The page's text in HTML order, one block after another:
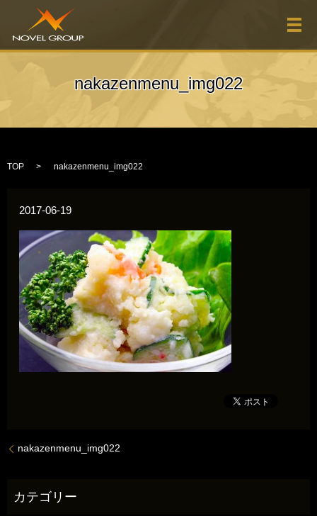
メ
nakazenmenu_img022
TOP nakazenmenu_img022
2017-06-19
nakazenmenu_img022